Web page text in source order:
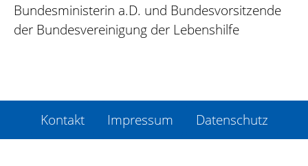
Bundesministerin a.D. und Bundesvorsitzende
der Bundesvereinigung der Lebenshilfe
Kontakt Impressum Datenschutz